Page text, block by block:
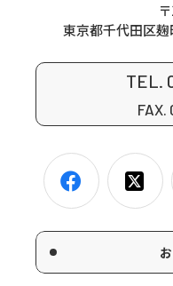
東京都千代田区
TEL.
FAX.